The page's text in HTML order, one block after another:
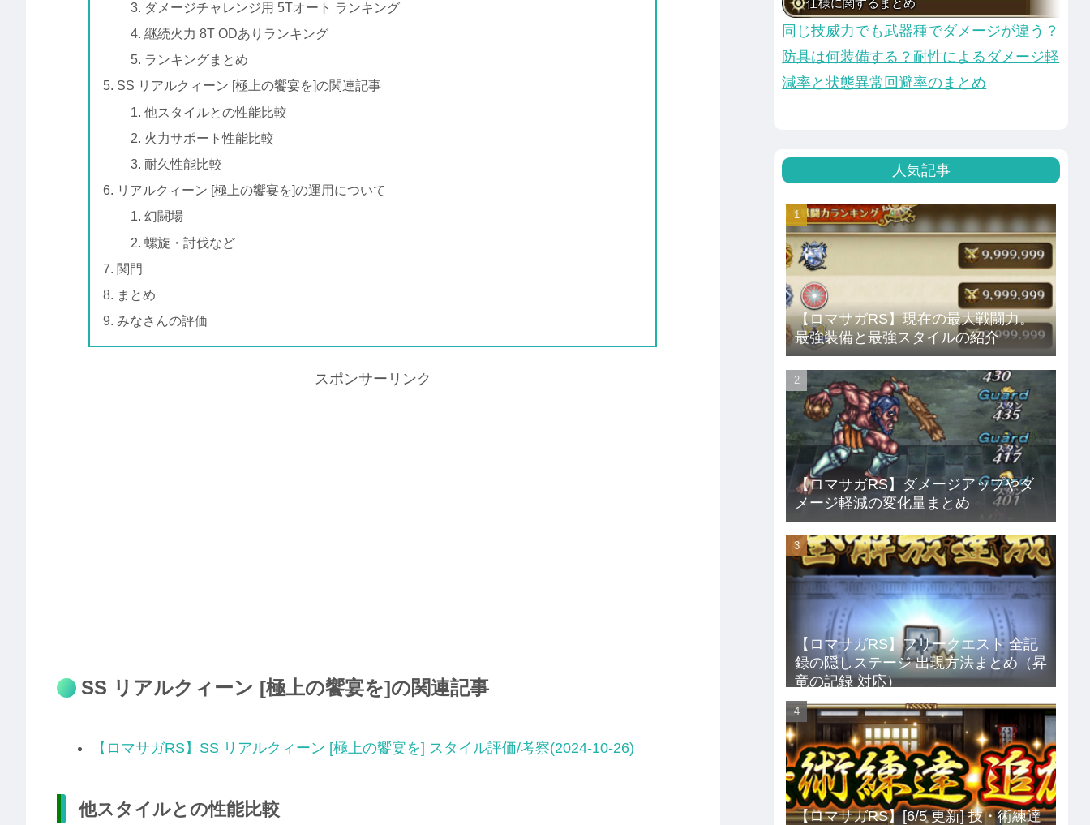
ダメージチャレンジ用 5Tオート ランキング
継続火力 8T ODありランキング
ランキングまとめ
SS リアルクィーン [極上の饗宴を]の関連記事
他スタイルとの性能比較
火力サポート性能比較
耐久性能比較
リアルクィーン [極上の饗宴を]の運用について
幻闘場
螺旋・討伐など
関門
まとめ
みなさんの評価
スポンサーリンク
SS リアルクィーン [極上の饗宴を]の関連記事
【ロマサガRS】SS リアルクィーン [極上の饗宴を] スタイル評価/考察(2024-10-26)
他スタイルとの性能比較
同じ技威力でも武器種でダメージが違う？
防具は何装備する？耐性によるダメージ軽
減率と状態異常回避率のまとめ
人気記事
【ロマサガRS】現在の最大戦闘力。
最強装備と最強スタイルの紹介
【ロマサガRS】ダメージアップやダ
メージ軽減の変化量まとめ
【ロマサガRS】フリークエスト 全記
録の隠しステージ 出現方法まとめ（昇
竜の記録 対応）
【ロマサガRS】[6/5 更新] 技・術練達